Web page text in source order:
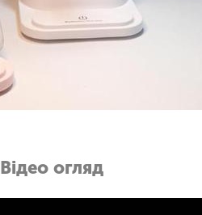
Відео огляд